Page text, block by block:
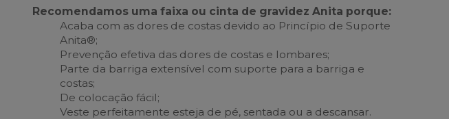
Recomendamos uma faixa ou cinta de gravidez Anita porque:
Acaba com as dores de costas devido ao Princípio de Suporte
Anita®;
Prevenção efetiva das dores de costas e lombares;
Parte da barriga extensível com suporte para a barriga e
costas;
De colocação fácil;
Veste perfeitamente esteja de pé, sentada ou a descansar.